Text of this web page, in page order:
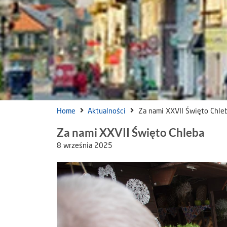
Home Aktualności Za nami XXVII Święto
Za nami XXVII Święto Chleba
8 września 2025